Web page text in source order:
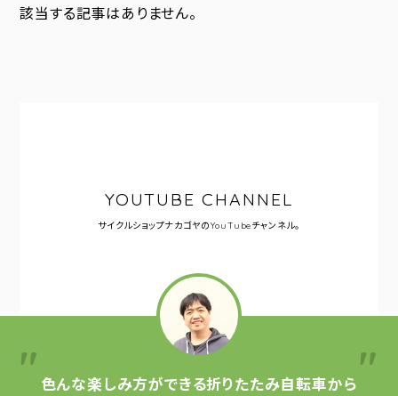
該当する記事はありません。
YOUTUBE CHANNEL
サイクルショップナカゴヤのYouTubeチャンネル。
色んな楽しみ方ができる折りたたみ自転車から